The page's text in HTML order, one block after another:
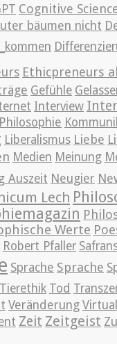
Cognitive
bäumen nicht
Ethicpreneurs
Gefühle
Interview
Liberalismus Liebe
Medien Meinung
Auszeit Neugier
Lech
Werte
Robert Pfaller
Sprache Sprache
Tierethik Tod
Veränderung
Zeit Zeitgeist